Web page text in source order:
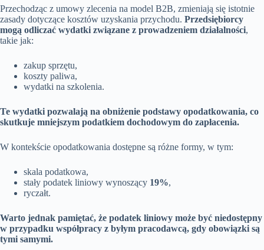
Przechodząc z umowy zlecenia na model B2B, zmieniają się istotnie
zasady dotyczące kosztów uzyskania przychodu. Przedsiębiorcy
mogą odliczać wydatki związane z prowadzeniem działalności,
takie jak:
zakup sprzętu,
koszty paliwa,
wydatki na szkolenia.
Te wydatki pozwalają na obniżenie podstawy opodatkowania, co
skutkuje mniejszym podatkiem dochodowym do zapłacenia.
W kontekście opodatkowania dostępne są różne formy, w tym:
skala podatkowa,
stały podatek liniowy wynoszący 19%,
ryczałt.
Warto jednak pamiętać, że podatek liniowy może być niedostępny
w przypadku współpracy z byłym pracodawcą, gdy obowiązki są
tymi samymi.